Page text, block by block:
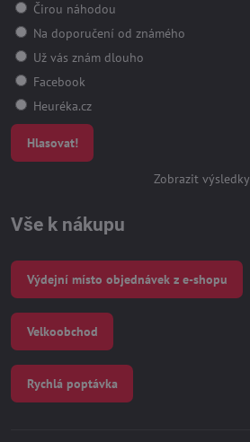
Čirou náhodou
Na doporučení od známého
Už vás znám dlouho
Facebook
Heuréka.cz
Hlasovat!
Zobrazit výsledky
Vše k nákupu
Výdejní místo objednávek z e-shopu
Velkoobchod
Rychlá poptávka